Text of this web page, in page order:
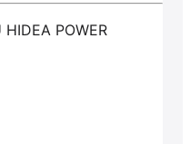
POWER